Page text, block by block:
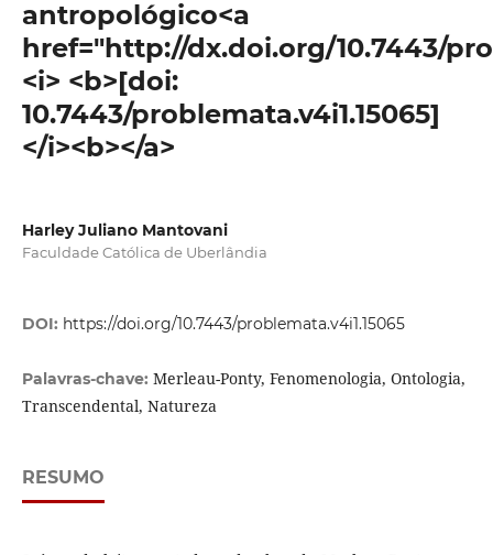
antropológico<a
href="http://dx.doi.org/10.7443/
<i> <b>[doi:
10.7443/problemata.v4i1.15065]
</i><b></a>
Harley Juliano Mantovani
Faculdade Católica de Uberlândia
DOI: https://doi.org/10.7443/problemata.v4i1.15065
Palavras-chave: Merleau-Ponty, Fenomenologia, Ontologia,
Transcendental, Natureza
RESUMO